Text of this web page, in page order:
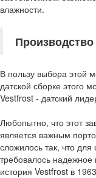
влажности.
В пользу выбора этой
датской сборке этого
Vestfrost - датский
Любопытно, что этот
является важным
сложилось так, что
требовалось
история Vestfrost в